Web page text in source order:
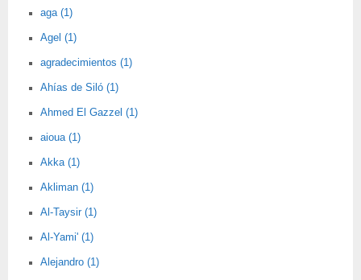
aga (1)
Agel (1)
agradecimientos (1)
Ahías de Siló (1)
Ahmed El Gazzel (1)
aioua (1)
Akka (1)
Akliman (1)
Al-Taysir (1)
Al-Yami' (1)
Alejandro (1)